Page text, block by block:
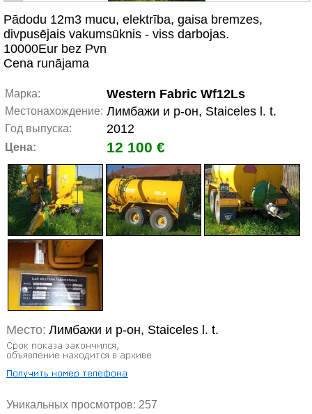
Pādodu 12m3 mucu, elektrība, gaisa bremzes,
divpusējais vakumsūknis - viss darbojas.
10000Eur bez Pvn
Cena runājama
Марка: Western Fabric Wf12Ls
Местонахождение: Лимбажи и р-он, Staiceles l. t.
Год выпуска: 2012
Цена: 12 100 €
Место: Лимбажи и р-он, Staiceles l. t.
Уникальных просмотров: 257